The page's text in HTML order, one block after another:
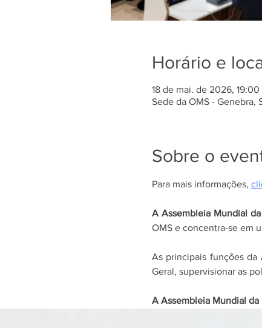
Horário e
18 de mai. de 2026,
Sede da OMS - Genebra,
Sobre o
Para mais informações,
A Assembleia Mundial
OMS e concentra-se em
As principais funções da
Geral, supervisionar as
A Assembleia Mundial da